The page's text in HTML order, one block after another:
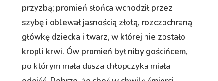
przyzbą; promień słońca wchodził przez
szybę i oblewał jasnością złotą, rozczochraną
główkę dziecka i twarz, w której nie zostało
kropli krwi. Ów promień był niby gościńcem,
po którym mała dusza chłopczyka miała